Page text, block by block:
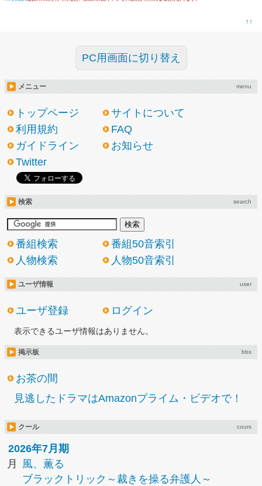
↑↑
PC用画面に切り替え
メニュー menu
トップページ
サイトについて
利用規約
FAQ
ガイドライン
お知らせ
Twitter
検索 search
番組検索
番組50音索引
人物検索
人物50音索引
ユーザ情報 user
ユーザ登録 ログイン
表示できるユーザ情報はありません。
掲示板 bbs
お茶の間
見逃したドラマはAmazonプライム・ビデオで！
クール cours
2026年7月期
月
風、薫る
ブラックトリック～裁きを操る弁護人～